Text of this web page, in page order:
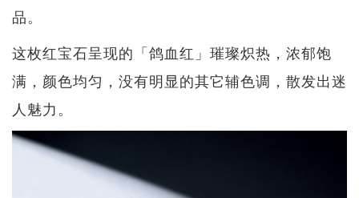
品。
这枚红宝石呈现的「鸽血红」璀璨炽热，浓郁饱
满，颜色均匀，没有明显的其它辅色调，散发出迷
人魅力。